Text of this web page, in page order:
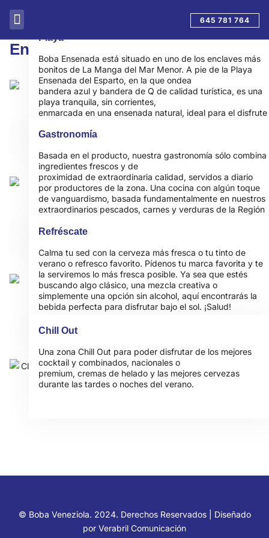
645 781 764
Entorno Boba Ensenada
Playa
Boba Ensenada está situado en uno de los enclaves más
bonitos de La Manga del Mar Menor. A pie de la Playa
Ensenada del Esparto, en la que ondea
bandera azul y bandera de Q de calidad turística, es una
playa tranquila, sin corrientes,
enmarcada en una ensenada natural, ideal para el disfrute
Gastronomía
Basada en el producto, nuestra gastronomía sólo combina
ingredientes frescos y de
proximidad de extraordinaria calidad, servidos a diario
por productores de la zona. Una cocina con algún toque
de vanguardismo, basada fundamentalmente en nuestros
extraordinarios pescados, carnes y verduras de la Región
Refréscate
Calma tu sed con la cerveza más fresca o tu tinto de
verano o refresco favorito. Pídenos tu marca favorita y te
la serviremos lo más fresca posible. Ya sea que estés
buscando algo clásico, una mezcla creativa o
simplemente una opción sin alcohol, aquí encontrarás la
bebida perfecta para disfrutar bajo el sol. ¡Salud!
Chill Out
Una zona Chill Out para poder disfrutar de los mejores
cocktail y combinados, nacionales o
premium, cremas de helado y las mejores cervezas
durante las tardes o noches del verano.
© Boba Veneziola. 2024. Derechos Reservados | Diseñado
por Verabril Comunicación